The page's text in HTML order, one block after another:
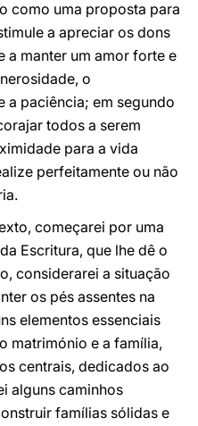
como uma proposta para
a apreciar os dons
a manter um amor forte e
o
a paciência; em segundo
todos a serem
para a vida
perfeitamente ou não
começarei por uma
Escritura, que lhe dê o
considerarei a situação
os pés assentes na
elementos essenciais
matrimónio e a família,
centrais, dedicados ao
alguns caminhos
famílias sólidas e